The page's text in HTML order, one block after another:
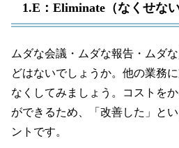
1.E：Eliminate（なくせない
ムダな会議・ムダな報告・ムダ
どはないでしょうか。他の業務
なくしてみましょう。コストを
ができるため、「改善した」と
ントです。